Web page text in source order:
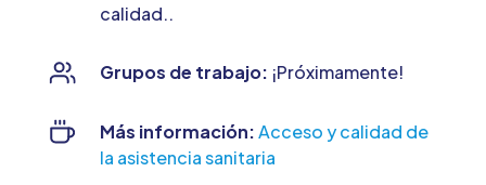
calidad..
Grupos de trabajo: ¡Próximamente!
Más información:Acceso y calidad de
la asistencia sanitaria